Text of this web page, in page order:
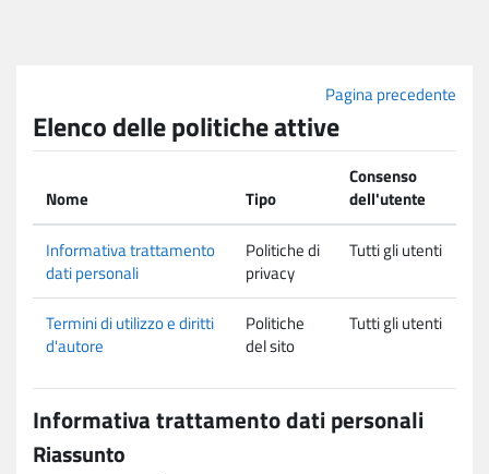
Pagina precedente
Elenco delle politiche attive
Nome Tipo
Consenso
dell'utente
Informativa trattamento
dati personali
Politiche di
privacy
Tutti gli utenti
Termini di utilizzo e diritti
d'autore
Politiche
del sito
Tutti gli utenti
Informativa trattamento dati personali
Riassunto